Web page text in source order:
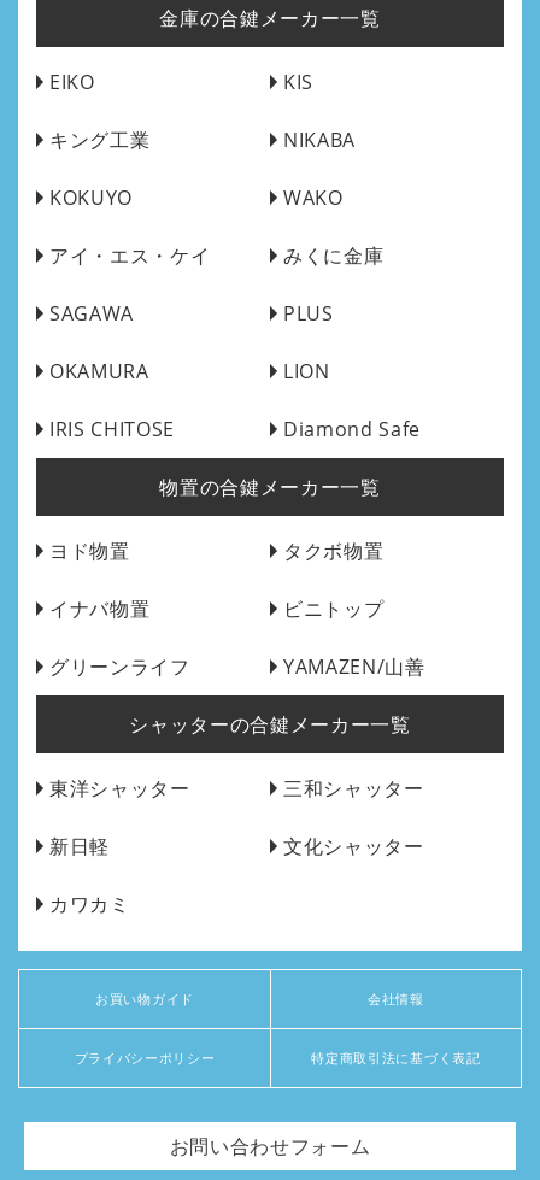
金庫の合鍵メーカー一覧
EIKO KIS
キング工業 NIKABA
KOKUYO WAKO
アイ・エス・ケイ みくに金庫
SAGAWA PLUS
OKAMURA LION
IRIS CHITOSE Diamond Safe
物置の合鍵メーカー一覧
ヨド物置 タクボ物置
イナバ物置 ビニトップ
グリーンライフ YAMAZEN/山善
シャッターの合鍵メーカー一覧
東洋シャッター 三和シャッター
新日軽 文化シャッター
カワカミ
お買い物ガイド 会社情報
プライバシーポリシー 特定商取引法に基づく表記
お問い合わせフォーム